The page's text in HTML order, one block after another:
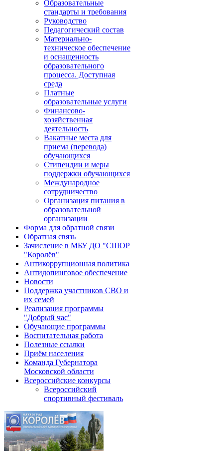
Образовательные
стандарты и требования
Руководство
Педагогический состав
Материально-
техническое обеспечение
и оснащенность
образовательного
процесса. Доступная
среда
Платные
образовательные услуги
Финансово-
хозяйственная
деятельность
Вакатные места для
приема (перевода)
обучающихся
Стипендии и меры
поддержки обучающихся
Международное
сотрудничество
Организация питания в
образовательной
организации
Форма для обратной связи
Обратная связь
Зачисление в МБУ ДО "СШОР
"Королёв"
Антикоррупционная политика
Антидопинговое обеспечение
Новости
Поддержка участников СВО и
их семей
Реализация программы
"Добрый час"
Обучающие программы
Воспитательная работа
Полезные ссылки
Приём населения
Команда Губернатора
Московской области
Всероссийские конкурсы
Всероссийский
спортивный фестиваль